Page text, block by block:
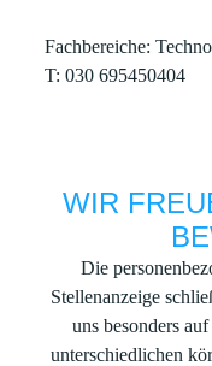
Fachbereiche:
T: 030 695450404
WIR
Die
Stellenanzeige
uns besonders
unterschiedlichen